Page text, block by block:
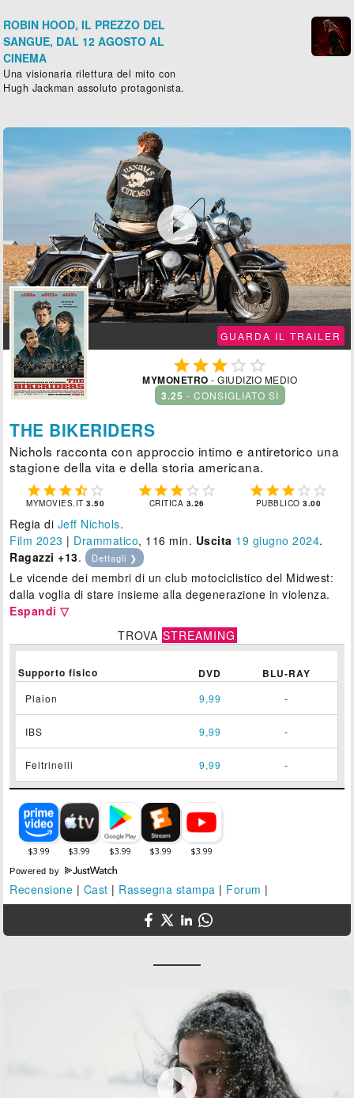
ROBIN HOOD, IL PREZZO DEL
SANGUE, DAL 12 AGOSTO AL
CINEMA
Una visionaria rilettura del mito con
Hugh Jackman assoluto protagonista.

GUARDA IL TRAILER
  
MYMONETRO - GIUDIZIO MEDIO
3.25 - CONSIGLIATO SÌ
THE BIKERIDERS
Nichols racconta con approccio intimo e antiretorico una
stagione della vita e della storia americana.
    
MYMOVIES.IT3.50
    
CRITICA 3.26
    
PUBBLICO3.00
Regia di Jeff Nichols.
Film 2023 | Drammatico, 116 min. Uscita 19 giugno 2024.
Ragazzi +13. Dettagli ❯
Le vicende dei membri di un club motociclistico del Midwest:
dalla voglia di stare insieme alla degenerazione in violenza.
Espandi ▽
TROVA STREAMING
Supporto fisico DVD BLU-RAY
Plaion 9,99 -
IBS 9,99 -
Feltrinelli 9,99 -
Powered by
Recensione | Cast | Rassegna stampa | Forum |
